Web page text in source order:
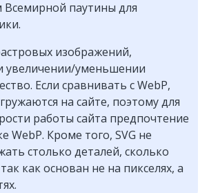
паутины для
изображений,
увеличении/уменьшении
Если сравнивать с WebP,
на сайте, поэтому для
работы сайта предпочтение
WebP. Кроме того, SVG не
столько деталей, сколько
как основан не на пикселях, а